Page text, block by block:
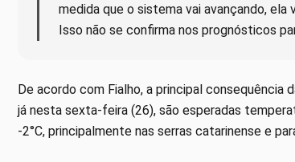
medida que o sistema vai avançando,
Isso não se confirma nos prognósticos
De acordo com Fialho, a principal
já nesta sexta-feira (26), são esperadas
-2°C, principalmente nas serras catarinense e